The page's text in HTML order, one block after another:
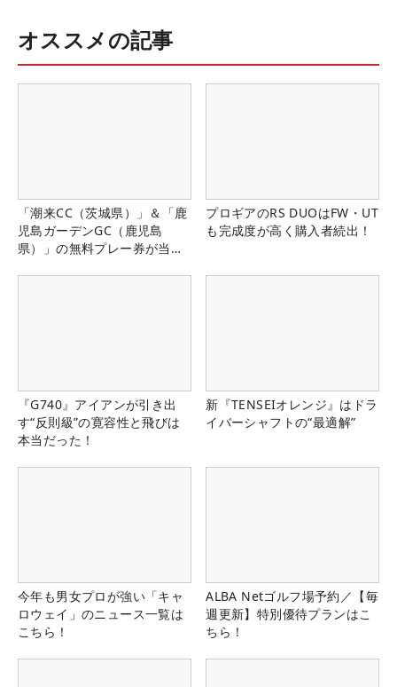
オススメの記事
「潮来CC（茨城県）」＆「鹿
児島ガーデンGC（鹿児島
県）」の無料プレー券が当た
プロギアのRS DUOはFW・UT
も完成度が高く購入者続出！
『G740』アイアンが引き出
す“反則級”の寛容性と飛びは
本当だった！
新『TENSEIオレンジ』はドラ
イバーシャフトの“最適解”
今年も男女プロが強い「キャ
ロウェイ」のニュース一覧は
こちら！
ALBA Netゴルフ場予約／【毎
週更新】特別優待プランはこ
ちら！